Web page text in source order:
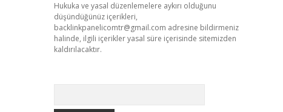
Hukuka ve yasal düzenlemelere aykırı olduğunu
düşündüğünüz içerikleri,
backlinkpanelicomtr@gmail.com adresine bildirmeniz
halinde, ilgili içerikler yasal süre içerisinde sitemizden
kaldırılacaktır.